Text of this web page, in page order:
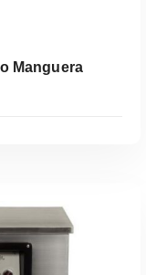
Manguera